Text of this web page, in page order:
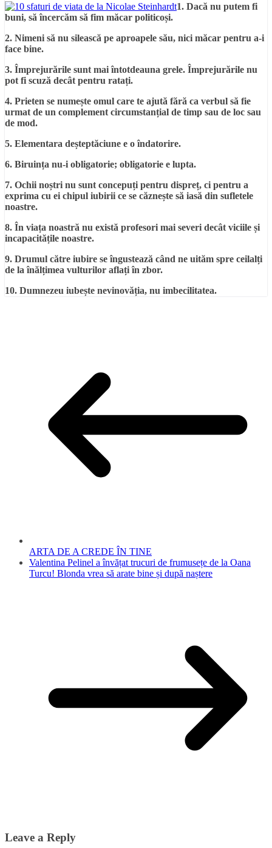
1. Dacă nu putem fi
buni, să încercăm să fim măcar politicoși.
2. Nimeni să nu silească pe aproapele său, nici măcar pentru a-i
face bine.
3. Împrejurările sunt mai întotdeauna grele. Împrejurările nu
pot fi scuză decât pentru ratați.
4. Prieten se numește omul care te ajută fără ca verbul să fie
urmat de un complement circumstanțial de timp sau de loc sau
de mod.
5. Elementara deșteptăciune e o îndatorire.
6. Biruința nu-i obligatorie; obligatorie e lupta.
7. Ochii noștri nu sunt concepuți pentru dispreț, ci pentru a
exprima cu ei chipul iubirii ce se căznește să iasă din sufletele
noastre.
8. În viața noastră nu există profesori mai severi decât viciile și
incapacitățile noastre.
9. Drumul către iubire se îngustează când ne uităm spre ceilalți
de la înălțimea vulturilor aflați în zbor.
10. Dumnezeu iubește nevinovăția, nu imbecilitatea.
ARTA DE A CREDE ÎN TINE
Valentina Pelinel a învățat trucuri de frumusețe de la Oana
Turcu! Blonda vrea să arate bine și după naștere
Leave a Reply